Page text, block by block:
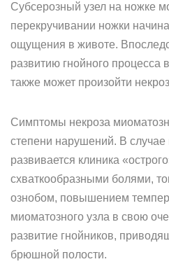
Субсерозный узел на ножке
перекручивании ножки
ощущения в животе.
развитию гнойного
также может произойти
Симптомы некроза
степени нарушений. В случае
развивается клиника
схваткообразными болями,
ознобом, повышением
миоматозного узла в свою
развитие гнойников,
брюшной полости.